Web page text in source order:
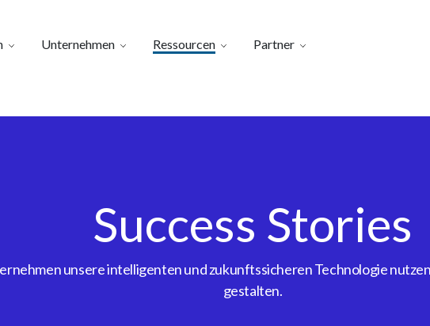
Unternehmen Ressourcen Partner
Success Stories
unsere intelligenten und zukunftssicheren Technologie
gestalten.